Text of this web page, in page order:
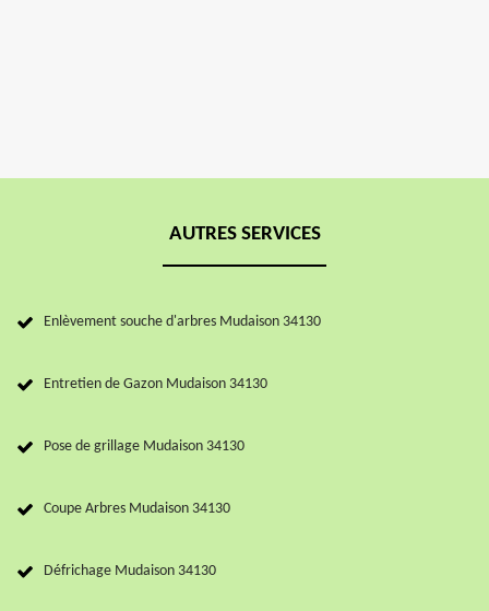
AUTRES SERVICES
Enlèvement souche d'arbres Mudaison 34130
Entretien de Gazon Mudaison 34130
Pose de grillage Mudaison 34130
Coupe Arbres Mudaison 34130
Défrichage Mudaison 34130